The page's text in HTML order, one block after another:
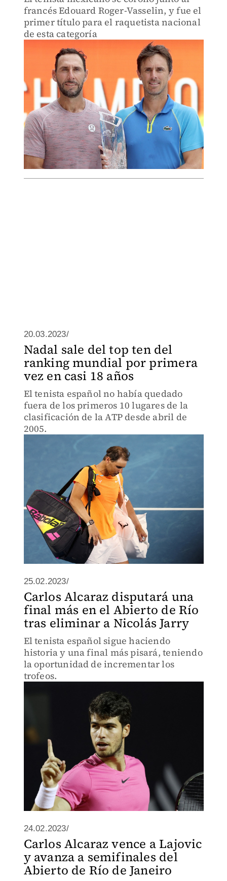
francés Edouard Roger-Vasselin, y fue el
primer título para el raquetista nacional
de esta categoría
20.03.2023/
Nadal sale del top ten del
ranking mundial por primera
vez en casi 18 años
El tenista español no había quedado
fuera de los primeros 10 lugares de la
clasificación de la ATP desde abril de
2005.
25.02.2023/
Carlos Alcaraz disputará una
final más en el Abierto de Río
tras eliminar a Nicolás Jarry
El tenista español sigue haciendo
historia y una final más pisará, teniendo
la oportunidad de incrementar los
trofeos.
24.02.2023/
Carlos Alcaraz vence a Lajovic
y avanza a semifinales del
Abierto de Río de Janeiro